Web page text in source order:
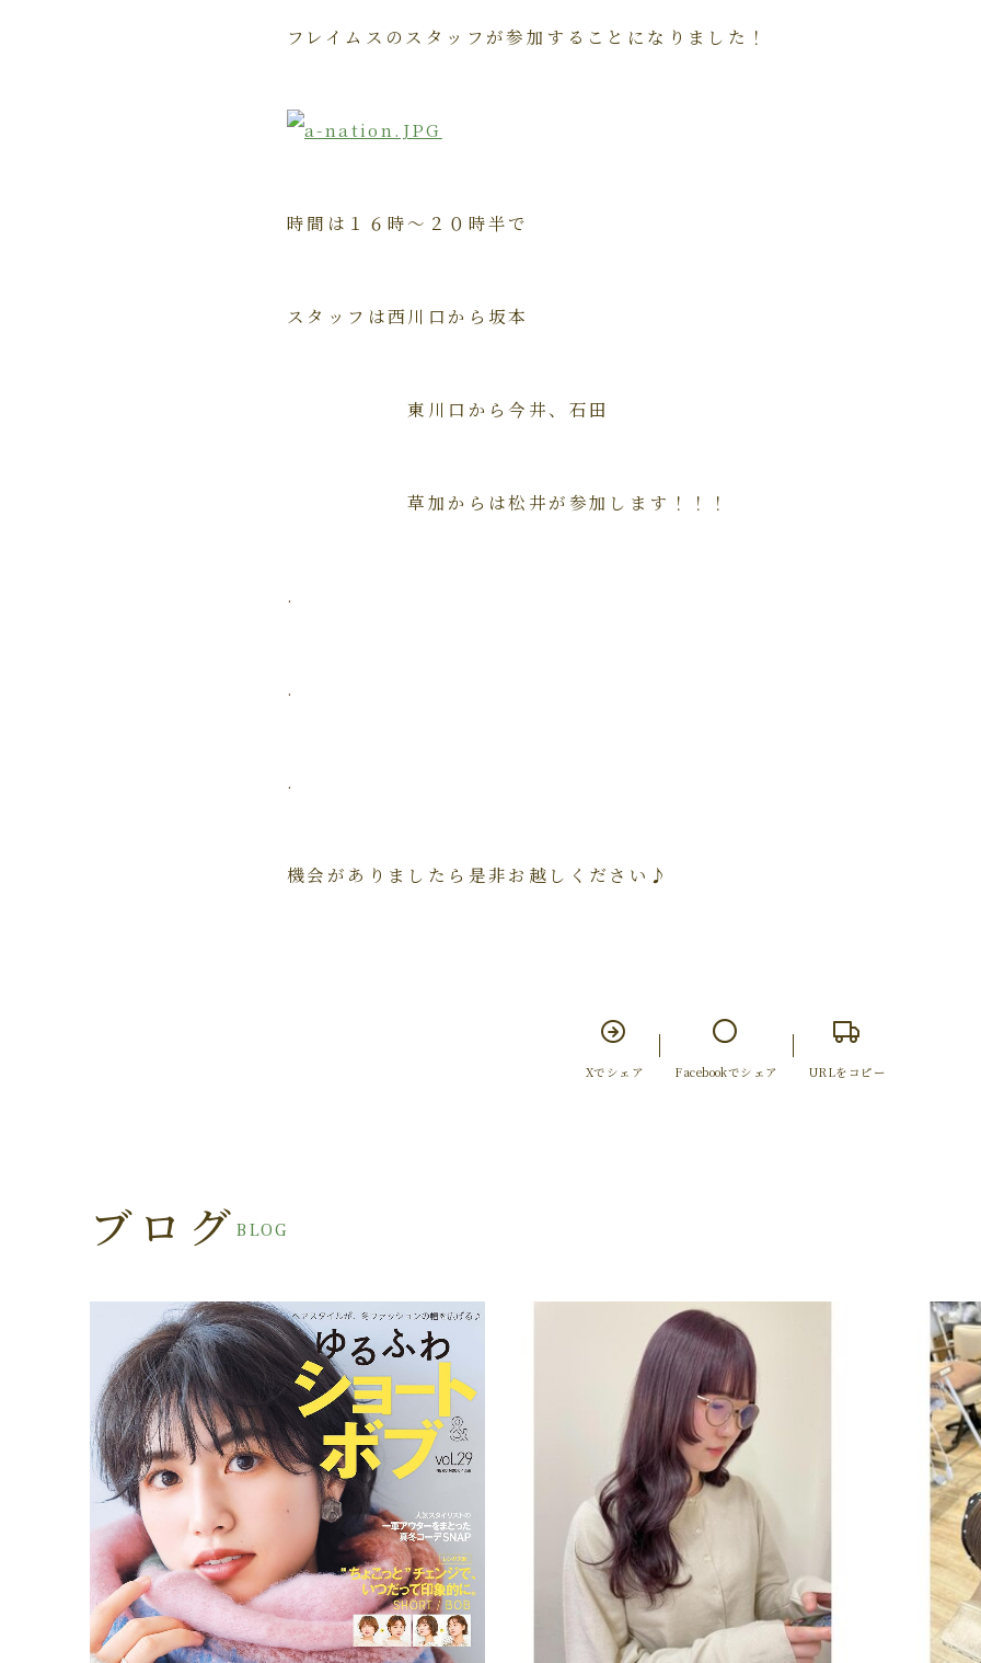
フレイムスのスタッフが参加することになりました！
時間は１６時～２０時半で
スタッフは西川口から坂本
東川口から今井、石田
草加からは松井が参加します！！！
.
.
.
機会がありましたら是非お越しください♪
Xでシェア Facebookでシェア URLをコピー
BLOG
ブログ